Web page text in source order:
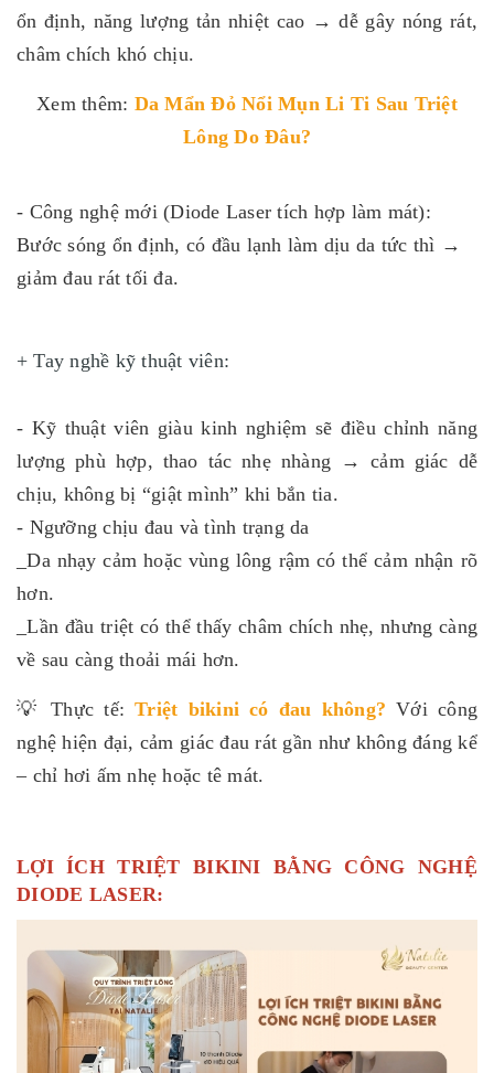
ổn định, năng lượng tản nhiệt cao → dễ gây nóng rát,
châm chích khó chịu.
Xem thêm: Da Mẩn Đỏ Nổi Mụn Li Ti Sau Triệt
Lông Do Đâu?
- Công nghệ mới (Diode Laser tích hợp làm mát):
Bước sóng ổn định, có đầu lạnh làm dịu da tức thì →
giảm đau rát tối đa.
+ Tay nghề kỹ thuật viên:
- Kỹ thuật viên giàu kinh nghiệm sẽ điều chỉnh năng
lượng phù hợp, thao tác nhẹ nhàng → cảm giác dễ
chịu, không bị “giật mình” khi bắn tia.
- Ngưỡng chịu đau và tình trạng da
_Da nhạy cảm hoặc vùng lông rậm có thể cảm nhận rõ
hơn.
_Lần đầu triệt có thể thấy châm chích nhẹ, nhưng càng
về sau càng thoải mái hơn.
💡 Thực tế:Triệt bikini có đau không? Với công
nghệ hiện đại, cảm giác đau rát gần như không đáng kể
– chỉ hơi ấm nhẹ hoặc tê mát.
LỢI ÍCH TRIỆT BIKINI BẰNG CÔNG NGHỆ
DIODE LASER: